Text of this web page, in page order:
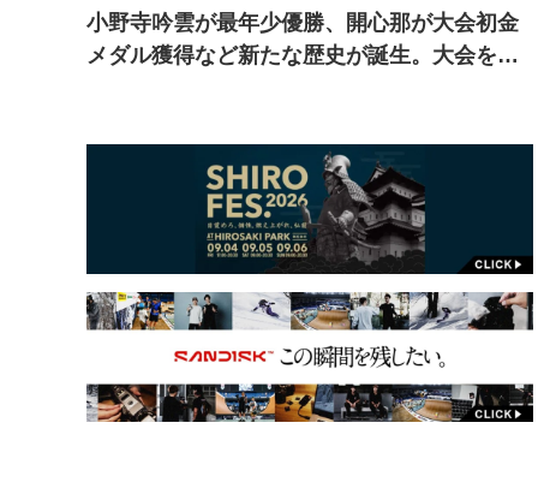
小野寺吟雲が最年少優勝、開心那が大会初金
メダル獲得など新たな歴史が誕生。大会を振